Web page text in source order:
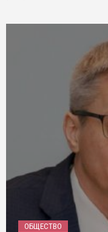
ОБЩЕСТВО